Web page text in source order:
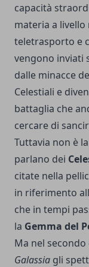
capacità
materia a
teletrasporto e
vengono inviati
dalle minacce
Celestiali e
battaglia che
cercare di
Tuttavia non è
parlano dei
citate nella
in riferimento
che in tempi
la Gemma del
Ma nel
Galassia gli